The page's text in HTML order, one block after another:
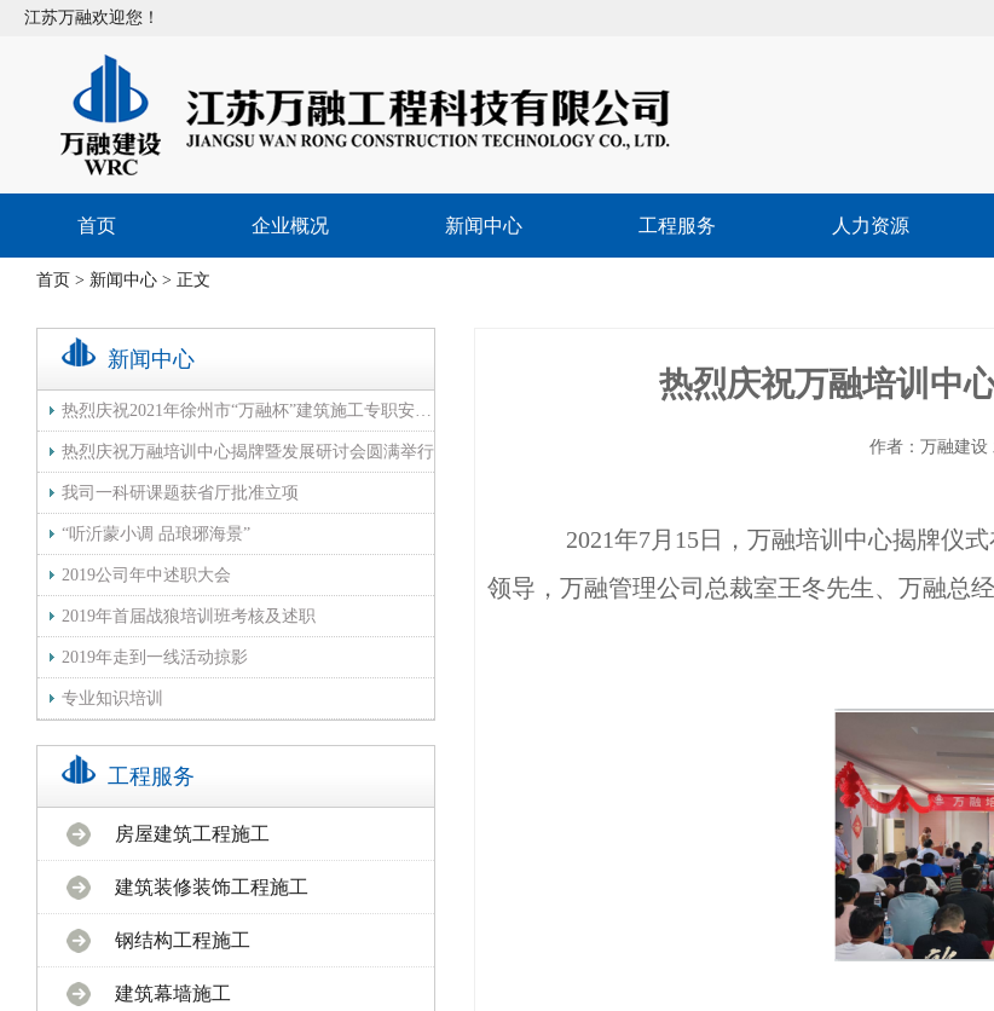
江苏万融欢迎您！
首页 企业概况 新闻中心 工程服务 人力资源
首页 > 新闻中心 > 正文
热烈庆祝万融培训中
作者：万融建设
2021年7月15日，万融培训中心揭牌仪
领导，万融管理公司总裁室王冬先生、万融总
新闻中心
热烈庆祝2021年徐州市“万融杯”建筑施工专职安全生产管理人员技能竞赛圆满举行
热烈庆祝万融培训中心揭牌暨发展研讨会圆满举行
我司一科研课题获省厅批准立项
“听沂蒙小调 品琅琊海景”
2019公司年中述职大会
2019年首届战狼培训班考核及述职
2019年走到一线活动掠影
专业知识培训
工程服务
房屋建筑工程施工
建筑装修装饰工程施工
钢结构工程施工
建筑幕墙施工